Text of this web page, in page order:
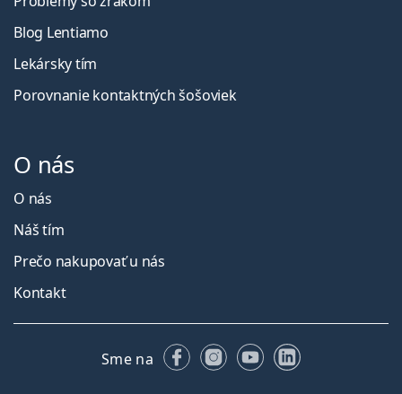
Blog Lentiamo
Lekársky tím
Porovnanie kontaktných šošoviek
O nás
O nás
Náš tím
Prečo nakupovať u nás
Kontakt
Sme na FacebookuInstagrame
YouTubeLinkedIn